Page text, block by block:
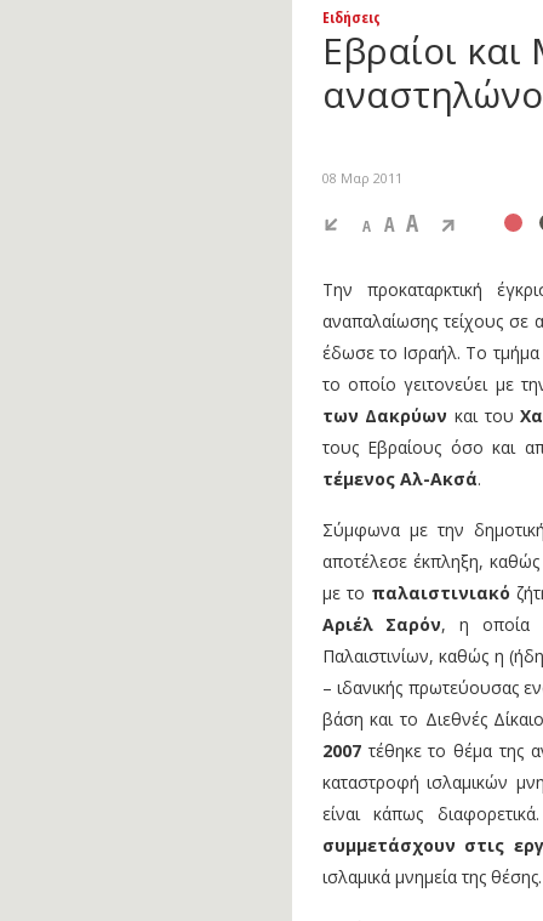
Ειδήσεις
Εβραίοι
08 Μαρ 2011
A A A
Την προκαταρκτική
αναπαλαίωσης τείχους σε
έδωσε το Ισραήλ. Το
το οποίο γειτονεύει με
των Δακρύων και του
τους Εβραίους όσο και
τέμενος Αλ-Ακσά.
Σύμφωνα με την
αποτέλεσε έκπληξη, καθώς
με το παλαιστινιακό
Αριέλ Σαρόν, η οποία
Παλαιστινίων, καθώς η
– ιδανικής πρωτεύουσας
βάση και το Διεθνές
2007 τέθηκε το θέμα της
καταστροφή ισλαμικών
είναι κάπως
συμμετάσχουν στις
ισλαμικά μνημεία της θέσης.